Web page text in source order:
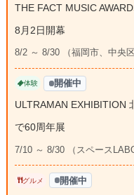
THE FACT MUSIC
8月2日開幕
8/2 ～ 8/30 （福岡市、中央区
体験 開催中
ULTRAMAN EXHIBITION
で60周年展
7/10 ～ 8/30 （スペース
グルメ 開催中